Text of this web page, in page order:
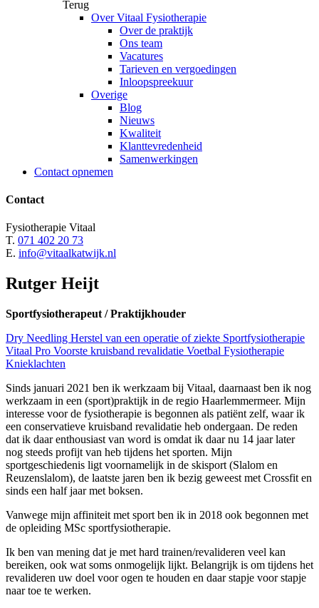
Terug
Over Vitaal Fysiotherapie
Over de praktijk
Ons team
Vacatures
Tarieven en vergoedingen
Inloopspreekuur
Overige
Blog
Nieuws
Kwaliteit
Klanttevredenheid
Samenwerkingen
Contact opnemen
Contact
Fysiotherapie Vitaal
T. 071 402 20 73
E. info@vitaalkatwijk.nl
Rutger Heijt
Sportfysiotherapeut / Praktijkhouder
Dry Needling Herstel van een operatie of ziekte Sportfysiotherapie
Vitaal Pro Voorste kruisband revalidatie Voetbal Fysiotherapie
Knieklachten
Sinds januari 2021 ben ik werkzaam bij Vitaal, daarnaast ben ik nog
werkzaam in een (sport)praktijk in de regio Haarlemmermeer. Mijn
interesse voor de fysiotherapie is begonnen als patiënt zelf, waar ik
een conservatieve kruisband revalidatie heb ondergaan. De reden
dat ik daar enthousiast van word is omdat ik daar nu 14 jaar later
nog steeds profijt van heb tijdens het sporten. Mijn
sportgeschiedenis ligt voornamelijk in de skisport (Slalom en
Reuzenslalom), de laatste jaren ben ik bezig geweest met Crossfit en
sinds een half jaar met boksen.
Vanwege mijn affiniteit met sport ben ik in 2018 ook begonnen met
de opleiding MSc sportfysiotherapie.
Ik ben van mening dat je met hard trainen/revalideren veel kan
bereiken, ook wat soms onmogelijk lijkt. Belangrijk is om tijdens het
revalideren uw doel voor ogen te houden en daar stapje voor stapje
naar toe te werken.